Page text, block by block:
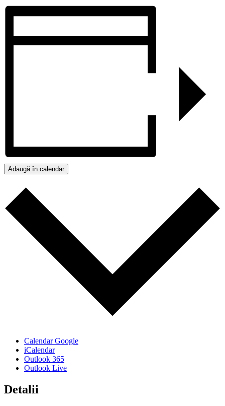
Adaugă în calendar
Calendar Google
iCalendar
Outlook 365
Outlook Live
Detalii